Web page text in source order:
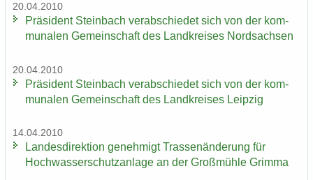
20.04.2010
Prä­si­dent Stein­bach ver­ab­schie­det sich von der kom­
mu­na­len Ge­mein­schaft des Land­krei­ses Nord­sach­sen
20.04.2010
Prä­si­dent Stein­bach ver­ab­schie­det sich von der kom­
mu­na­len Ge­mein­schaft des Land­krei­ses Leip­zig
14.04.2010
Lan­des­di­rek­ti­on ge­neh­migt Tras­sen­än­de­rung für
Hoch­was­ser­schutz­an­la­ge an der Groß­müh­le Grim­ma